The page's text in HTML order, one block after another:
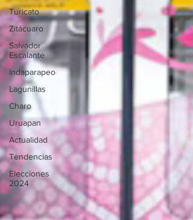
Turicato
Zitácuaro
Salvador
Escalante
Indaparapeo
Lagunillas
Charo
Uruapan
Actualidad
Tendencias
Elecciones
2024